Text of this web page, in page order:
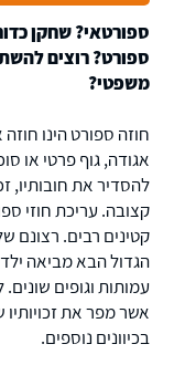
במטרה להשיג את
ספורטאי? שחקן
ספורט? רוצים
משפטי?
חוזה ספורט הינו
אגודה, גוף פרטי או
להסדיר את חובותיו,
קצובה. עריכת חוזי
קטינים רבים. רצונם
הגדול הבא מביאה
עמותות וגופים
אשר מפר את
בכיוונים נוספים.